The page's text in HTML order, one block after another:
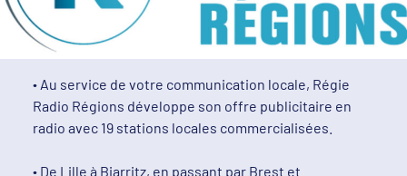
∙ Au service de votre communication locale, Régie
Radio Régions développe son offre publicitaire en
radio avec 19 stations locales commercialisées.
∙ De Lille à Biarritz, en passant par Brest et